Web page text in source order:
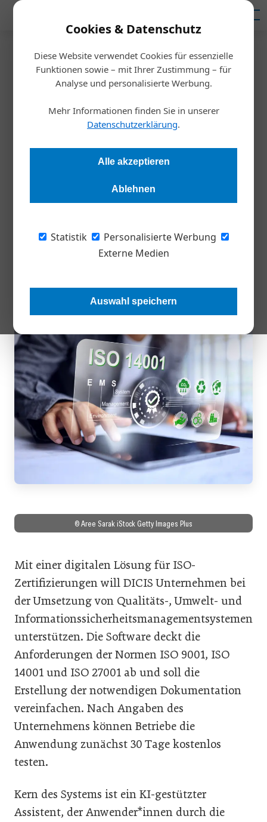
Cookies & Datenschutz
Diese Website verwendet Cookies für essenzielle
Funktionen sowie – mit Ihrer Zustimmung – für
Analyse und personalisierte Werbung.
Mehr Informationen finden Sie in unserer
Datenschutzerklärung.
Alle akzeptieren
Ablehnen
Statistik
Personalisierte Werbung
Externe Medien
Auswahl speichern
Startseite/Wirtschaft
KI-gestützte Software soll
Aufwand für ISO-
Zertifizierungen reduzieren
unterstützt. Mithilfe eines integrierten KI-Assistenten sollen
sich laut Anbieter der zeitliche und finanzielle Aufwand für die
mehr als 80 Prozent reduzieren lassen
© Aree Sarak iStock Getty Images Plus
Mit einer digitalen Lösung für ISO-
Zertifizierungen will DICIS Unternehmen bei
der Umsetzung von Qualitäts-, Umwelt- und
Informationssicherheitsmanagementsystemen
unterstützen. Die Software deckt die
Anforderungen der Normen ISO 9001, ISO
14001 und ISO 27001 ab und soll die
Erstellung der notwendigen Dokumentation
vereinfachen. Nach Angaben des
Unternehmens können Betriebe die
Anwendung zunächst 30 Tage kostenlos
testen.
Kern des Systems ist ein KI-gestützter
Assistent, der Anwender*innen durch die